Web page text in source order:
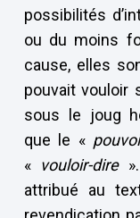
possibilités
ou du moins
cause, elles
pouvait vouloir
sous le joug
que le «
« vouloir-dire».
attribué au